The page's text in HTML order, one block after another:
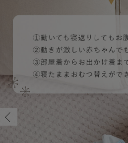
コンビ肌着・新生児/ベビー肌着
ツーウェイオール・2WAYオール（新生児）
ベビー ワンピース
ベビー パンツ
ベビー ブルマ
ベビー スカート
ベビー ブランケット・タオルケット
おくるみ（新生児）
子育て便利家電
プレイマット・ベビー マット
ベビー 雑貨 小物
ベビー安全グッズ
ベビーケープ
夏のお役立ちベビーウェア
シンカーパイル特集
ベビーの動物なりきり特集
ベビー 夏のお役立ちグッズ特集
【素材別】ベビーロンパース特集
【アウトレット】トップス・授乳トップス
【アウトレット】ボトムス
【アウトレット】パジャマ
【アウトレット】インナー
【アウトレット】ベビー
見えてもカワイイ
コットン素材
冷房対策
再入荷｜アウター